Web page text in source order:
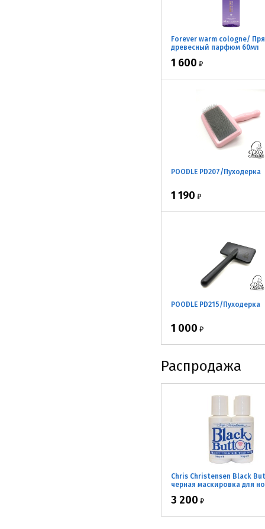
Forever warm cologne/
древесный парфюм 60мл
1 600 ₽
POODLE PD207/Пуходерка
1 190 ₽
POODLE PD215/Пуходерка
1 000 ₽
Распродажа
Chris Christensen Black
черная маскировка для
3 200 ₽